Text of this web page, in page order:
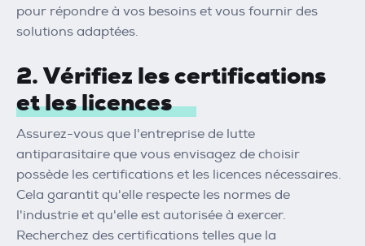
pour répondre à vos besoins et vous fournir des
solutions adaptées.
2. Vérifiez les certifications
et les licences
Assurez-vous que l'entreprise de lutte
antiparasitaire que vous envisagez de choisir
possède les certifications et les licences nécessaires.
Cela garantit qu'elle respecte les normes de
l'industrie et qu'elle est autorisée à exercer.
Recherchez des certifications telles que la